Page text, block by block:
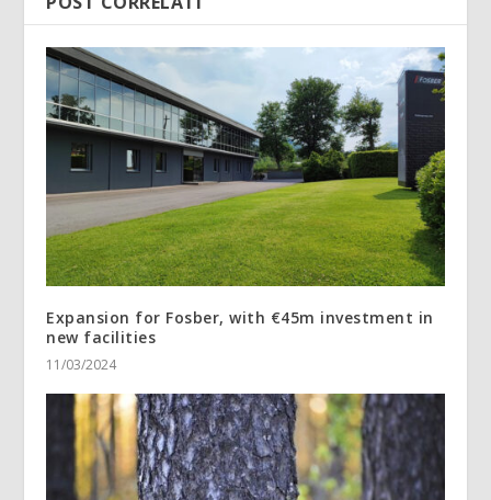
Expansion for Fosber, with €45m investment in
new facilities
11/03/2024